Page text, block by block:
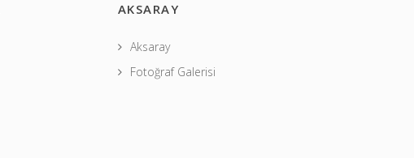
AKSARAY
Aksaray
Fotoğraf Galerisi